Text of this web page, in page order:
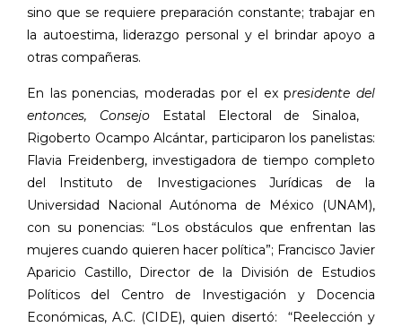
sino que se requiere preparación constante; trabajar en
la autoestima, liderazgo personal y el brindar apoyo a
otras compañeras.
En las ponencias, moderadas por el ex presidente del
entonces, ConsejoEstatal Electoral de Sinaloa,
Rigoberto Ocampo Alcántar, participaron los panelistas:
Flavia Freidenberg, investigadora de tiempo completo
del Instituto de Investigaciones Jurídicas de la
Universidad Nacional Autónoma de México (UNAM),
con su ponencias: “Los obstáculos que enfrentan las
mujeres cuando quieren hacer política”; Francisco Javier
Aparicio Castillo, Director de la División de Estudios
Políticos del Centro de Investigación y Docencia
Económicas, A.C. (CIDE), quien disertó: “Reelección y